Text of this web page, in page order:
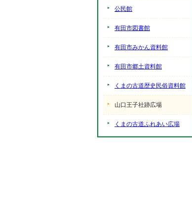
公民館
有田市図書館
有田市みかん資料館
有田市郷土資料館
くまの古道歴史民俗資料館
山口王子社跡広場
くまの古道ふれあい広場